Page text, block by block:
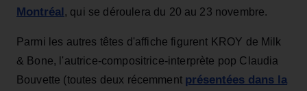
Montréal , qui se déroulera du 20 au 23 novembre.
Parmi les autres têtes d'affiche figurent KROY de Milk
& Bone, l'autrice-compositrice-interprète pop Claudia
Bouvette (toutes deux récemment présentées dans la